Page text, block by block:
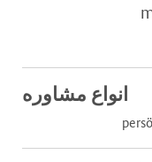
انواع مشاوره